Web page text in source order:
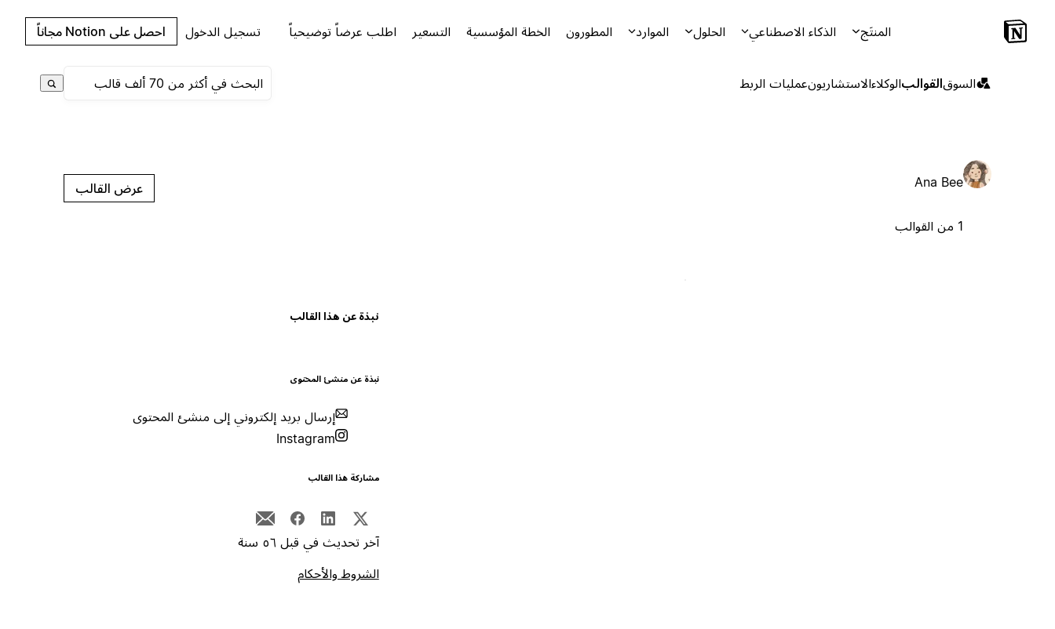
المنتَج الذكاء الاصطناعي الحلول الموارد المطورون الخطة المؤسسية التسعير اطلب عرضاً توضيحياً تسجيل الدخول احصل على Notion مجاناً
السوقالقوالبالوكلاءالاستشاريونعمليات الربط
Ana Bee
1 من القوالب
عرض القالب
نبذة عن هذا القالب
نبذة عن منشئ المحتوى
إرسال بريد إلكتروني إلى منشئ المحتوى
Instagram
مشاركة هذا القالب
آخر تحديث في قبل ٥٦ سنة
الشروط والأحكام